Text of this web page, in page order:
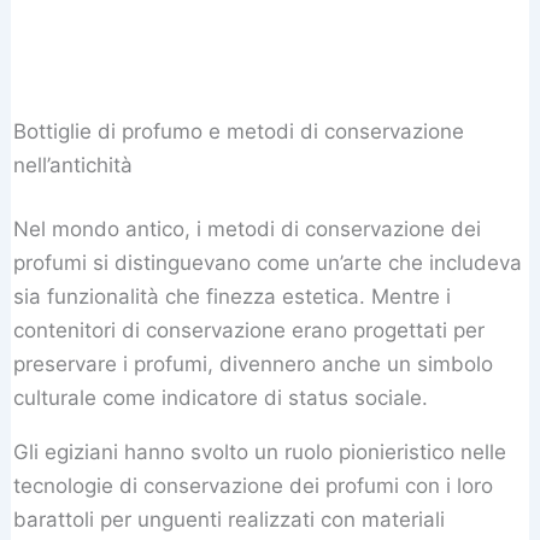
Bottiglie di profumo e metodi di conservazione
nell’antichità
Nel mondo antico, i metodi di conservazione dei
profumi si distinguevano come un’arte che includeva
sia funzionalità che finezza estetica. Mentre i
contenitori di conservazione erano progettati per
preservare i profumi, divennero anche un simbolo
culturale come indicatore di status sociale.
Gli egiziani hanno svolto un ruolo pionieristico nelle
tecnologie di conservazione dei profumi con i loro
barattoli per unguenti realizzati con materiali